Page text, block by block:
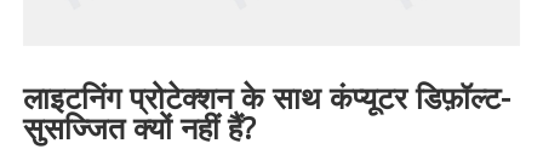
लाइटनिंग प्रोटेक्शन के साथ कंप्यूटर डिफ़ॉल्ट-
सुसज्जित क्यों नहीं हैं?